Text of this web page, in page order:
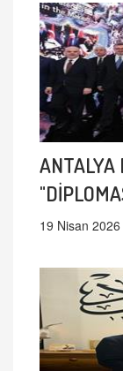
ANTALYA
19 Nisan